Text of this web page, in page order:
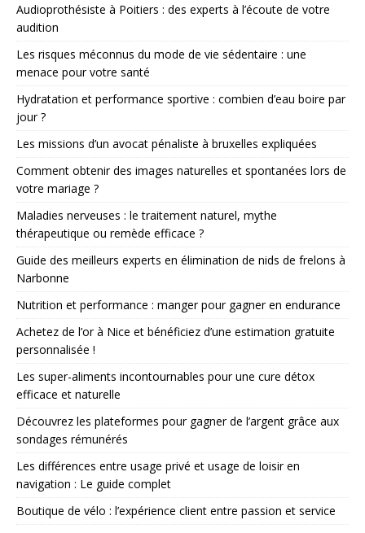
Audioprothésiste à Poitiers : des experts à l’écoute de votre
audition
Les risques méconnus du mode de vie sédentaire : une
menace pour votre santé
Hydratation et performance sportive : combien d’eau boire par
jour ?
Les missions d’un avocat pénaliste à bruxelles expliquées
Comment obtenir des images naturelles et spontanées lors de
votre mariage ?
Maladies nerveuses : le traitement naturel, mythe
thérapeutique ou remède efficace ?
Guide des meilleurs experts en élimination de nids de frelons à
Narbonne
Nutrition et performance : manger pour gagner en endurance
Achetez de l’or à Nice et bénéficiez d’une estimation gratuite
personnalisée !
Les super-aliments incontournables pour une cure détox
efficace et naturelle
Découvrez les plateformes pour gagner de l’argent grâce aux
sondages rémunérés
Les différences entre usage privé et usage de loisir en
navigation : Le guide complet
Boutique de vélo : l’expérience client entre passion et service